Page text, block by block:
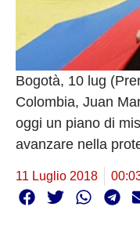
Bogotà, 10 lug
Colombia, Juan
oggi un piano di
avanzare nella
11 Luglio 2018